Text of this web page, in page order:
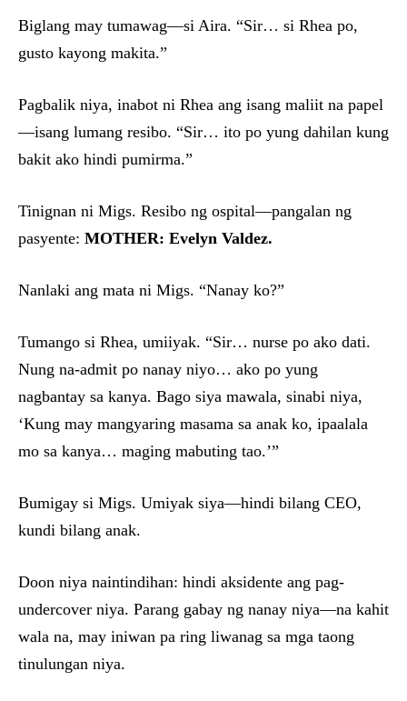
Biglang may tumawag—si Aira. “Sir… si Rhea po,
gusto kayong makita.”
Pagbalik niya, inabot ni Rhea ang isang maliit na papel
—isang lumang resibo. “Sir… ito po yung dahilan kung
bakit ako hindi pumirma.”
Tinignan ni Migs. Resibo ng ospital—pangalan ng
pasyente: MOTHER: Evelyn Valdez.
Nanlaki ang mata ni Migs. “Nanay ko?”
Tumango si Rhea, umiiyak. “Sir… nurse po ako dati.
Nung na-admit po nanay niyo… ako po yung
nagbantay sa kanya. Bago siya mawala, sinabi niya,
‘Kung may mangyaring masama sa anak ko, ipaalala
mo sa kanya… maging mabuting tao.’”
Bumigay si Migs. Umiyak siya—hindi bilang CEO,
kundi bilang anak.
Doon niya naintindihan: hindi aksidente ang pag-
undercover niya. Parang gabay ng nanay niya—na kahit
wala na, may iniwan pa ring liwanag sa mga taong
tinulungan niya.